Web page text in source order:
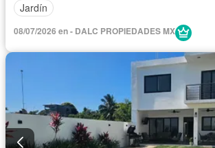
Jardín
08/07/2026 en - DALC PROPIEDADES MX